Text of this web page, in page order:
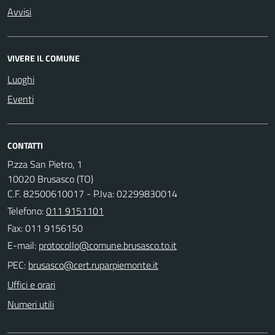
Avvisi
VIVERE IL COMUNE
Luoghi
Eventi
CONTATTI
P.zza San Pietro, 1
10020 Brusasco (TO)
C.F. 82500610017 - P.Iva: 02299830014
Telefono:011 9151101
Fax: 011 9156150
E-mail:
PEC:
Uffici e orari
Numeri utili